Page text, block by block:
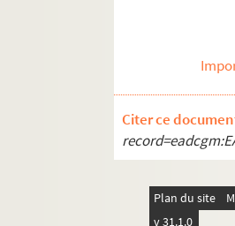
Citer ce
Plan du site
v 31.1.0